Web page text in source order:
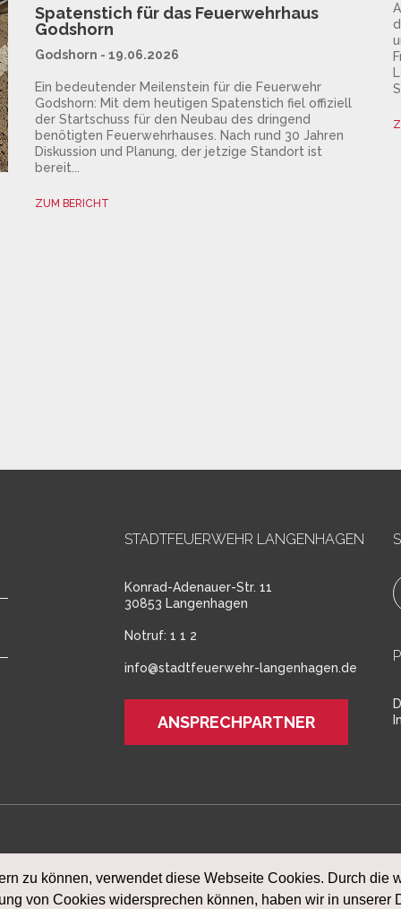
zu können, verwendet diese Webseite Cookies. Durch die
von Cookies widersprechen können, haben wir in unserer
Spatenstich für das Feuerwehrhaus
Godshorn
Godshorn - 19.06.2026
Ein bedeutender Meilenstein für die Feuerwehr
Godshorn: Mit dem heutigen Spatenstich fiel offiziell
der Startschuss für den Neubau des dringend
benötigten Feuerwehrhauses. Nach rund 30 Jahren
Diskussion und Planung, der jetzige Standort ist
bereit...
ZUM BERICHT
STADTFEUERWEHR LANGENHAGEN
Konrad-Adenauer-Str. 11
30853 Langenhagen
Notruf: 1 1 2
info@stadtfeuerwehr-langenhagen.de
ANSPRECHPARTNER
STADTFEUERWEHR LANGENHAGEN